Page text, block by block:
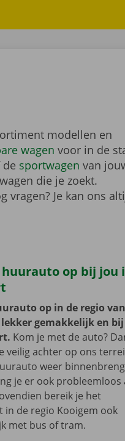
modellen en
wagen voor in de
de sportwagen van
die je zoekt.
vragen? Je kan ons
huurauto op bij jou
op in de regio van
lekker gemakkelijk en
Kom je met de auto?
veilig achter op ons
weer
je er ook probleemloos
bereik je het
in de regio Kooigem ook
met bus of tram.